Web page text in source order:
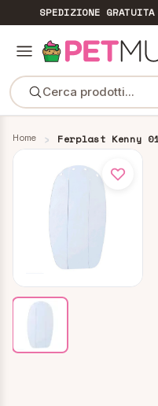
SPEDIZIONE GRATUITA
Cerca prodotti...
Home